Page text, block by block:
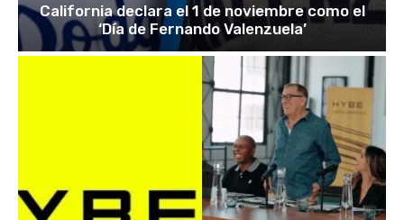
California declara el 1 de noviembre como el
‘Día de Fernando Valenzuela’